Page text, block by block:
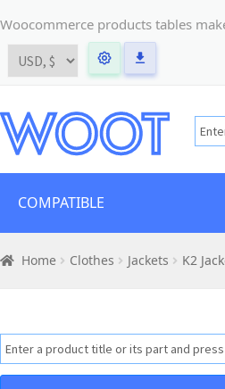
Woocommerce products tables
COMPATIBLE
Home Clothes Jackets K2